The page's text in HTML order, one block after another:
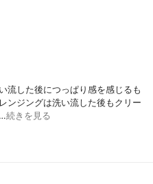
流した後につっぱり感を感じるも
ンジングは洗い流した後もクリー
続きを見る